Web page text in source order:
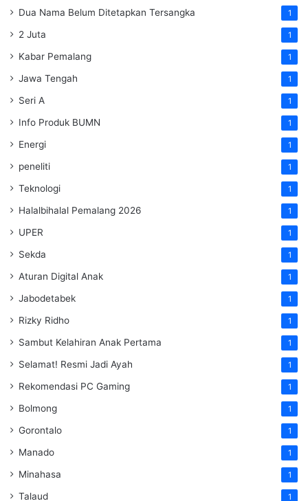
Dua Nama Belum Ditetapkan Tersangka 1
2 Juta 1
Kabar Pemalang 1
Jawa Tengah 1
Seri A 1
Info Produk BUMN 1
Energi 1
peneliti 1
Teknologi 1
Halalbihalal Pemalang 2026 1
UPER 1
Sekda 1
Aturan Digital Anak 1
Jabodetabek 1
Rizky Ridho 1
Sambut Kelahiran Anak Pertama 1
Selamat! Resmi Jadi Ayah 1
Rekomendasi PC Gaming 1
Bolmong 1
Gorontalo 1
Manado 1
Minahasa 1
Talaud 1